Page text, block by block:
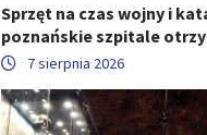
Sprzęt na czas wojny i
poznańskie szpitale
7 sierpnia 2026